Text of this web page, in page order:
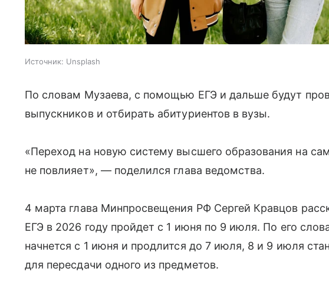
Источник: Unsplash
По словам Музаева, с помощью ЕГЭ и дальше будут
выпускников и отбирать абитуриентов в вузы.
«Переход на новую систему высшего образования на
не повлияет», — поделился глава ведомства.
4 марта глава Минпросвещения РФ Сергей Кравцов
ЕГЭ в 2026 году пройдет с 1 июня по 9 июля. По его
начнется с 1 июня и продлится до 7 июля, 8 и 9 июля
для пересдачи одного из предметов.